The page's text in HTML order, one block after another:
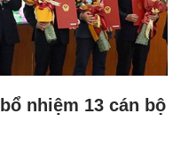
nhiệm 13 cán bộ